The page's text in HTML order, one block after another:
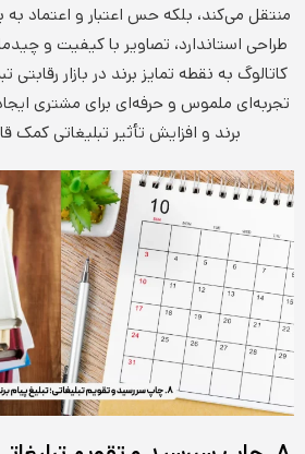
منتقل می‌کند، بلکه حس اعتبار و اعتماد به
طراحی استاندارد، تصاویر با کیفیت و
کاتالوگ به نقطه تمایز برند در بازار رقابتی
تجربه‌ای ملموس و حرفه‌ای برای مشتری
برند و افزایش تأثیر تبلیغاتی کمک